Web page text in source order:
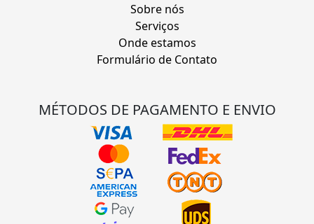
Sobre nós
Serviços
Onde estamos
Formulário de Contato
MÉTODOS DE PAGAMENTO E ENVIO